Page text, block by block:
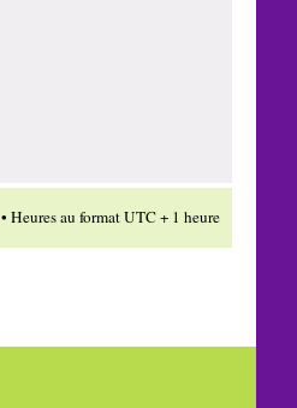
• Heures au format UTC + 1 heure